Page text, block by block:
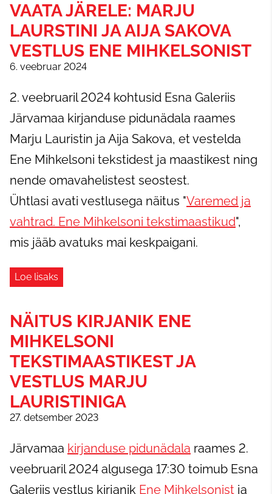
VAATA JÄRELE: MARJU
LAURSTINI JA AIJA SAKOVA
VESTLUS ENE MIHKELSONIST
6. veebruar 2024
2. veebruaril 2024 kohtusid Esna Galeriis
Järvamaa kirjanduse pidunädala raames
Marju Lauristin ja Aija Sakova, et vestelda
Ene Mihkelsoni tekstidest ja maastikest ning
nende omavahelistest seostest.
Ühtlasi avati vestlusega näitus "Varemed ja
vahtrad. Ene Mihkelsoni tekstimaastikud",
mis jääb avatuks mai keskpaigani.
Loe lisaks
NÄITUS KIRJANIK ENE
MIHKELSONI
TEKSTIMAASTIKEST JA
VESTLUS MARJU
LAURISTINIGA
27. detsember 2023
Järvamaa kirjanduse pidunädala raames 2.
veebruaril 2024 algusega 17:30 toimub Esna
Galeriis vestlus kirjanik Ene Mihkelsonist ja